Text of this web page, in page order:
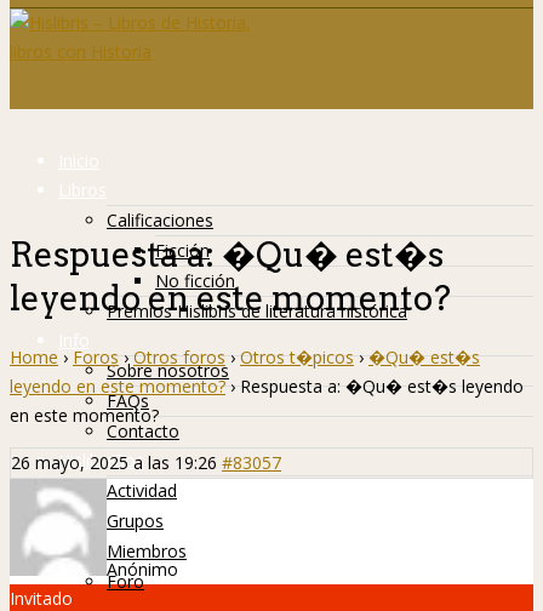
Inicio
Libros
Calificaciones
Ficción
No ficción
Premios Hislibris de literatura histórica
Info
Sobre nosotros
FAQs
Contacto
Hislibreños
Actividad
Grupos
Miembros
Foro
Respuesta a: �Qu� est�s
leyendo en este momento?
Home › Foros › Otros foros › Otros t�picos › �Qu� est�s
leyendo en este momento? › Respuesta a: �Qu� est�s leyendo
en este momento?
26 mayo, 2025 a las 19:26 #83057
Anónimo
Invitado